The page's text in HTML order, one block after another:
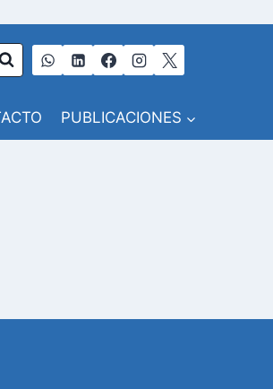
PUBLICACIONES